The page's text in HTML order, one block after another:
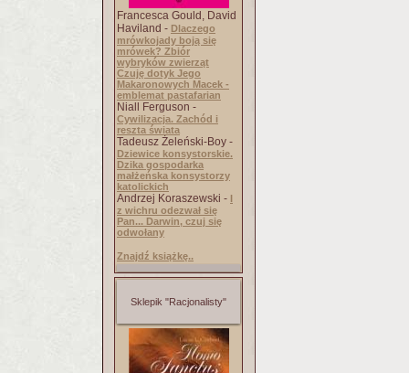
Francesca Gould, David
Haviland - Dlaczego
mrówkojady boją się
mrówek? Zbiór
wybryków zwierząt
Czuję dotyk Jego
Makaronowych Macek -
emblemat pastafarian
Niall Ferguson -
Cywilizacja. Zachód i
reszta świata
Tadeusz Żeleński-Boy -
Dziewice konsystorskie.
Dzika gospodarka
małżeńska konsystorzy
katolickich
Andrzej Koraszewski - I
z wichru odezwał się
Pan... Darwin, czuj się
odwołany
Znajdź książkę..
Sklepik "Racjonalisty"